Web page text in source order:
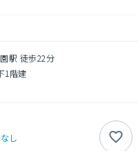
駅 徒歩22分
1階建
なし